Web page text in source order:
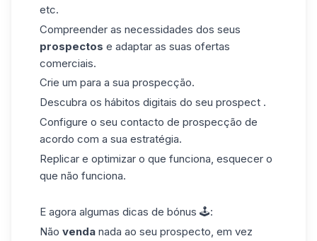
etc.
Compreender as necessidades dos seus
prospectos e adaptar as suas ofertas
comerciais.
Crie um para a sua prospecção.
Descubra os hábitos digitais do seu prospect .
Configure o seu contacto de prospecção de
acordo com a sua estratégia.
Replicar e optimizar o que funciona, esquecer o
que não funciona.
E agora algumas dicas de bónus 🕹️:
Não venda nada ao seu prospecto, em vez